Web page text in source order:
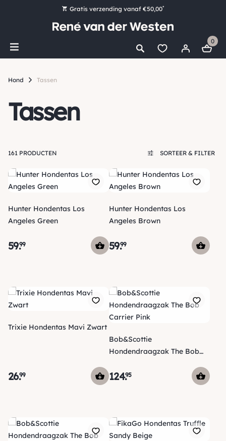
Gratis verzending vanaf €50,00*
Bestel nu, betaal later met Klarna
Ruim 16.000 artikelen op voorraad
0
Hond Tassen
Tassen
161 PRODUCTEN SORTEER & FILTER
Hunter Hondentas Los
Angeles Green
59.99
Hunter Hondentas Los
Angeles Brown
59.99
Trixie Hondentas Mavi Zwart
26.99
Bob&Scottie
Hondendraagzak The Bob
124.95